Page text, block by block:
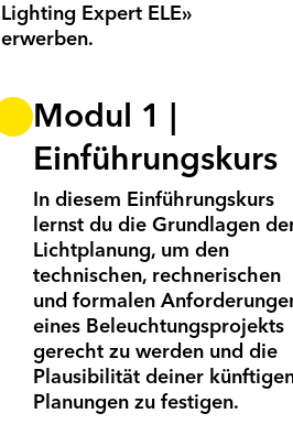
Lighting Expert ELE»
erwerben.
Modul 1 |
Einführungskurs
In diesem Einführungskurs
lernst du die Grundlagen
Lichtplanung, um den
technischen, rechnerischen
und formalen
eines Beleuchtungsprojekts
gerecht zu werden und die
Plausibilität deiner
Planungen zu festigen.